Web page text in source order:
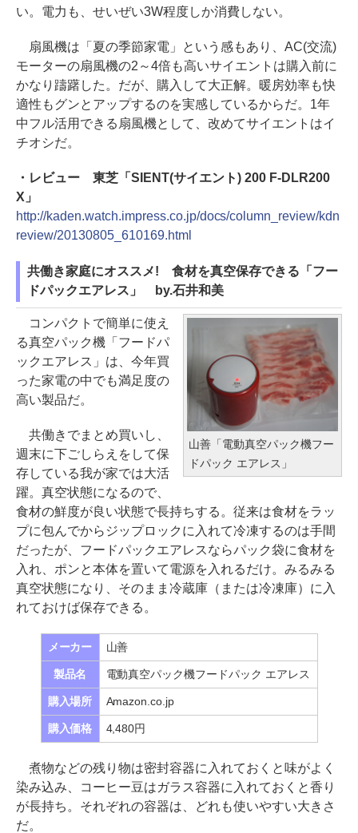
い。電力も、せいぜい3W程度しか消費しない。
扇風機は「夏の季節家電」という感もあり、AC(交流)
モーターの扇風機の2～4倍も高いサイエントは購入前に
かなり躊躇した。だが、購入して大正解。暖房効率も快
適性もグンとアップするのを実感しているからだ。1年
中フル活用できる扇風機として、改めてサイエントはイ
チオシだ。
・レビュー 東芝「SIENT(サイエント) 200 F-DLR200
X」
http://kaden.watch.impress.co.jp/docs/column_review/kdn
review/20130805_610169.html
共働き家庭にオススメ! 食材を真空保存できる「フー
ドパックエアレス」 by.石井和美
山善「電動真空パック機フー
ドパック エアレス」
コンパクトで簡単に使え
る真空パック機「フードパ
ックエアレス」は、今年買
った家電の中でも満足度の
高い製品だ。
共働きでまとめ買いし、
週末に下ごしらえをして保
存している我が家では大活
躍。真空状態になるので、
食材の鮮度が良い状態で長持ちする。従来は食材をラッ
プに包んでからジップロックに入れて冷凍するのは手間
だったが、フードパックエアレスならパック袋に食材を
入れ、ポンと本体を置いて電源を入れるだけ。みるみる
真空状態になり、そのまま冷蔵庫（または冷凍庫）に入
れておけば保存できる。
メーカー 山善
製品名 電動真空パック機フードパック エアレス
購入場所 Amazon.co.jp
購入価格 4,480円
煮物などの残り物は密封容器に入れておくと味がよく
染み込み、コーヒー豆はガラス容器に入れておくと香り
が長持ち。それぞれの容器は、どれも使いやすい大きさ
だ。